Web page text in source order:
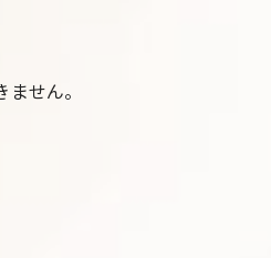
せん。